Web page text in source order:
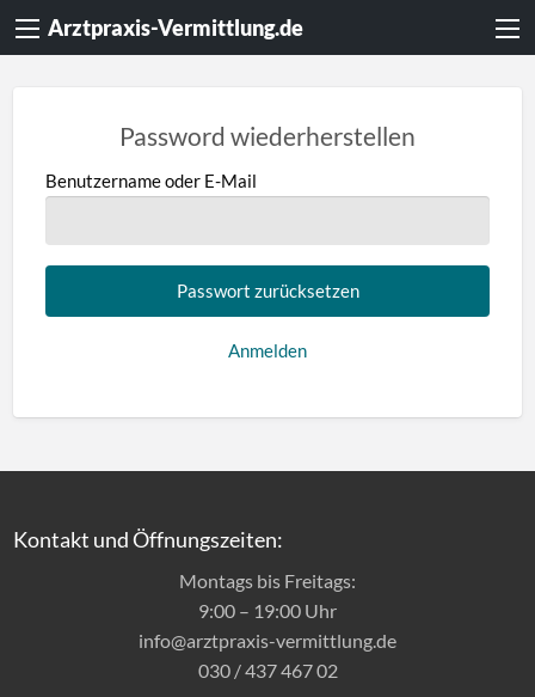
Arztpraxis-Vermittlung.de
Password wiederherstellen
Benutzername oder E-Mail
Anmelden
Kontakt und Öffnungszeiten:
Montags bis Freitags:
9:00 – 19:00 Uhr
info@arztpraxis-vermittlung.de
030 / 437 467 02